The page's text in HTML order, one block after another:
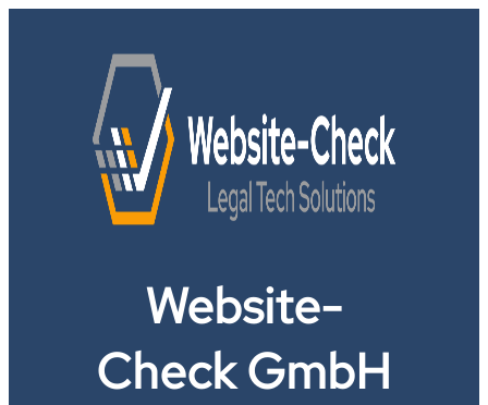
Website-
Check GmbH